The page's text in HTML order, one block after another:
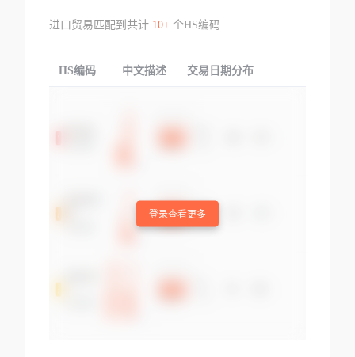
进口贸易匹配到共计 10+个HS编码
HS编码 中文描述 交易日期分布
登录查看更多